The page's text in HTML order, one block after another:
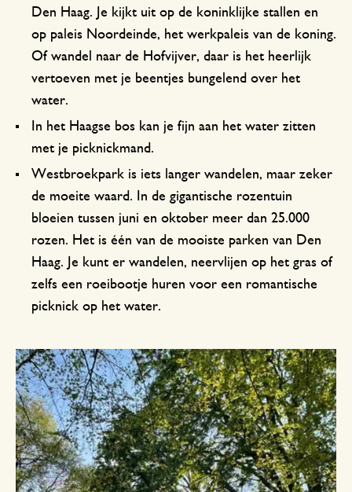
Den Haag. Je kijkt uit op de koninklijke stallen en
op paleis Noordeinde, het werkpaleis van de koning.
Of wandel naar de Hofvijver, daar is het heerlijk
vertoeven met je beentjes bungelend over het
water.
In het Haagse bos kan je fijn aan het water zitten
met je picknickmand.
Westbroekpark is iets langer wandelen, maar zeker
de moeite waard. In de gigantische rozentuin
bloeien tussen juni en oktober meer dan 25.000
rozen. Het is één van de mooiste parken van Den
Haag. Je kunt er wandelen, neervlijen op het gras of
zelfs een roeibootje huren voor een romantische
picknick op het water.